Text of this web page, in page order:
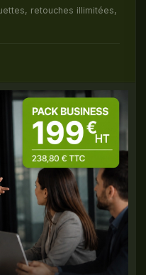
retouches illimitées,